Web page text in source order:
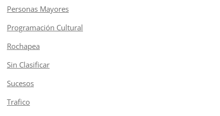
Personas Mayores
Programación Cultural
Rochapea
Sin Clasificar
Sucesos
Trafico